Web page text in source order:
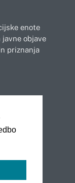
enote
javne objave
priznanja